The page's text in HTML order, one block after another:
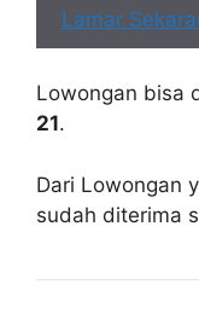
Lamar
Lowongan bisa
21.
Dari Lowongan
sudah diterima